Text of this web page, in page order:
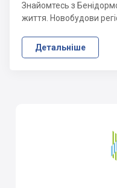
Знайомтесь з
життя. Новобудови
Детальніше